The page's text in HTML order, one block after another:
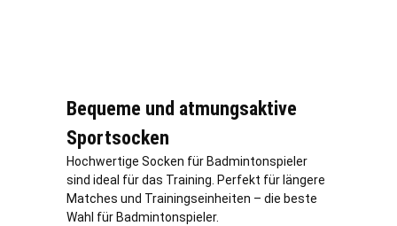
Bequeme und atmungsaktive
Sportsocken
Hochwertige Socken für Badmintonspieler
sind ideal für das Training. Perfekt für längere
Matches und Trainingseinheiten – die beste
Wahl für Badmintonspieler.